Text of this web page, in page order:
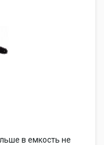
в емкость не